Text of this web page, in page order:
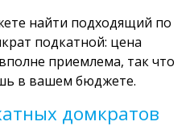
найти подходящий по
подкатной: цена
приемлема, так что
в вашем бюджете.
домкратов